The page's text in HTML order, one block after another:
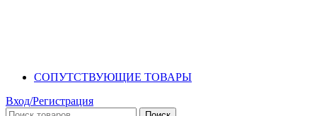
СОПУТСТВУЮЩИЕ ТОВАРЫ
Вход/Регистрация